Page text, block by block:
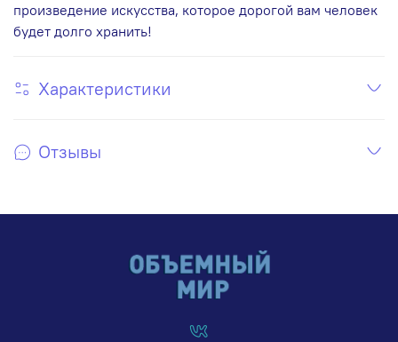
произведение искусства, которое дорогой вам человек
будет долго хранить!
Характеристики
Отзывы